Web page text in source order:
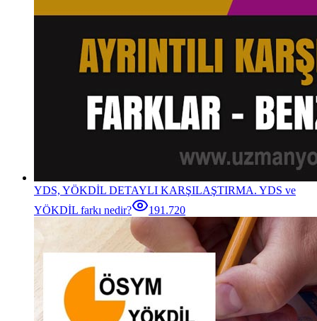
YDS, YÖKDİL DETAYLI KARŞILAŞTIRMA. YDS ve
YÖKDİL farkı nedir?
191.720